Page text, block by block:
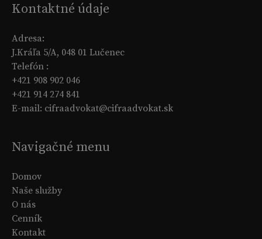
Kontaktné údaje
Adresa:
J.Kráľa 5/A, 048 01 Lučenec
Telefón :
+421 908 902 046
+421 914 274 841
E-mail: cifraadvokat@cifraadvokat.sk
Navigačné menu
Domov
Naše služby
O nás
Cenník
Kontakt